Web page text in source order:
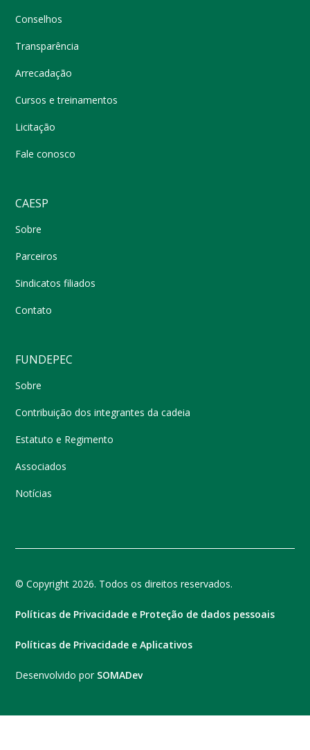
Conselhos
Transparência
Arrecadação
Cursos e treinamentos
Licitação
Fale conosco
CAESP
Sobre
Parceiros
Sindicatos filiados
Contato
FUNDEPEC
Sobre
Contribuição dos integrantes da cadeia
Estatuto e Regimento
Associados
Notícias
© Copyright 2026. Todos os direitos reservados.
Políticas de Privacidade e Proteção de dados pessoais
Políticas de Privacidade e Aplicativos
Desenvolvido por SOMADev